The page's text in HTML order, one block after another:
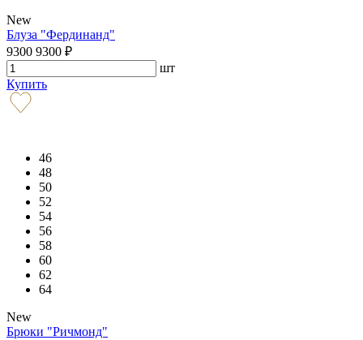
New
Блуза "Фердинанд"
9300 9300 ₽
шт
Купить
46
48
50
52
54
56
58
60
62
64
New
Брюки "Ричмонд"